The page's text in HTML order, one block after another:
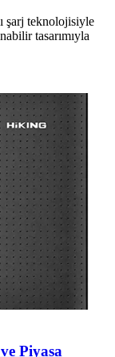
şarj teknolojisiyle
tasarımıyla
Piyasa